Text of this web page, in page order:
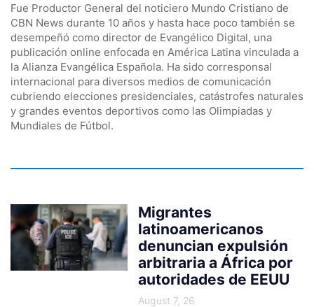
Fue Productor General del noticiero Mundo Cristiano de
CBN News durante 10 años y hasta hace poco también se
desempeñó como director de Evangélico Digital, una
publicación online enfocada en América Latina vinculada a
la Alianza Evangélica Española. Ha sido corresponsal
internacional para diversos medios de comunicación
cubriendo elecciones presidenciales, catástrofes naturales
y grandes eventos deportivos como las Olimpiadas y
Mundiales de Fútbol.
Migrantes
latinoamericanos
denuncian expulsión
arbitraria a África por
autoridades de EEUU
August 7, 26